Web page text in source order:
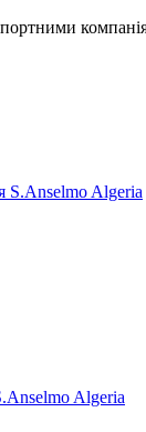
Algeria